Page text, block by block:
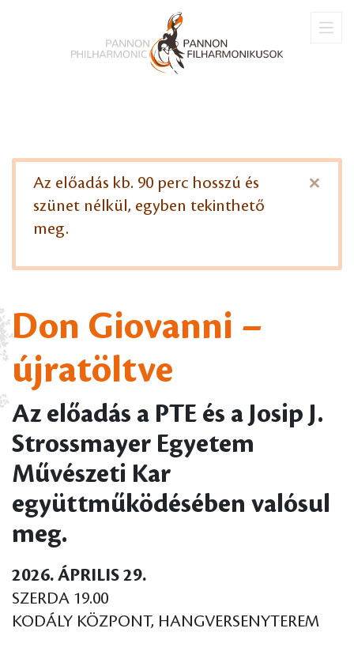
Az előadás kb. 90 perc hosszú és
szünet nélkül, egyben tekinthető
meg.
×
Don Giovanni –
újratöltve
Az előadás a PTE és a Josip J.
Strossmayer Egyetem
Művészeti Kar
együttműködésében valósul
meg.
2026. ÁPRILIS 29.
SZERDA 19.00
KODÁLY KÖZPONT, HANGVERSENYTEREM